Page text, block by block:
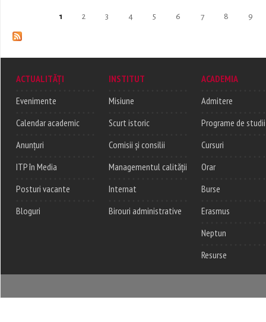
1 2 3 4 5 6 7 8 9
ACTUALITĂȚI
Evenimente
Calendar academic
Anunțuri
ITP în Media
Posturi vacante
Bloguri
INSTITUT
Misiune
Scurt istoric
Comisii și consilii
Managementul calității
Internat
Birouri administrative
ACADEMIA
Admitere
Programe de studii
Cursuri
Orar
Burse
Erasmus
Neptun
Resurse